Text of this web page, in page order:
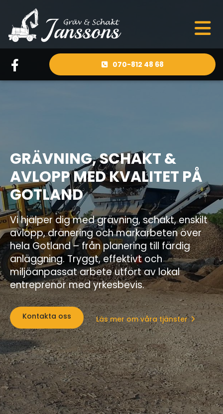
070-812 48 68
GRÄVNING, SCHAKT &
AVLOPP MED KVALITET PÅ
GOTLAND
Vi hjälper dig med grävning, schakt, enskilt
avlopp, dränering och markarbeten över
hela Gotland – från planering till färdig
anläggning. Tryggt, effektivt och
miljöanpassat arbete utfört av lokal
entreprenör med yrkesbevis.
Kontakta oss Läs mer om våra tjänster